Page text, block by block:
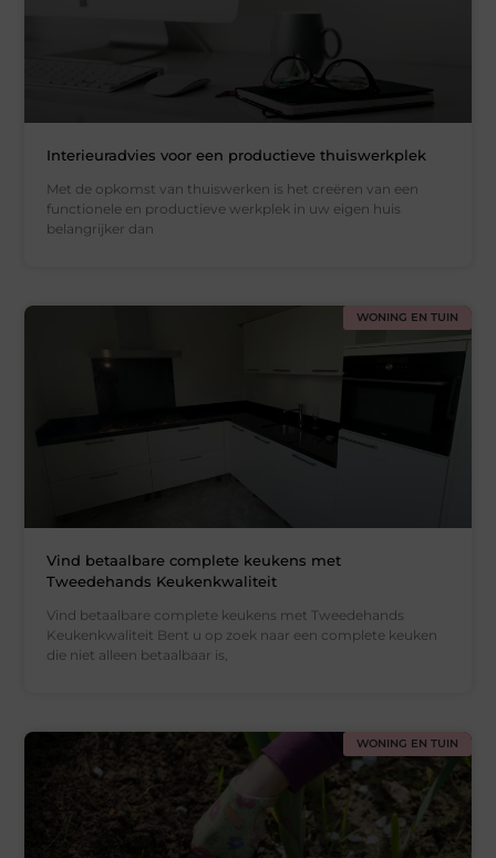
Interieuradvies voor een productieve thuiswerkplek
Met de opkomst van thuiswerken is het creëren van een
functionele en productieve werkplek in uw eigen huis
belangrijker dan
WONING EN TUIN
Vind betaalbare complete keukens met
Tweedehands Keukenkwaliteit
Vind betaalbare complete keukens met Tweedehands
Keukenkwaliteit Bent u op zoek naar een complete keuken
die niet alleen betaalbaar is,
WONING EN TUIN